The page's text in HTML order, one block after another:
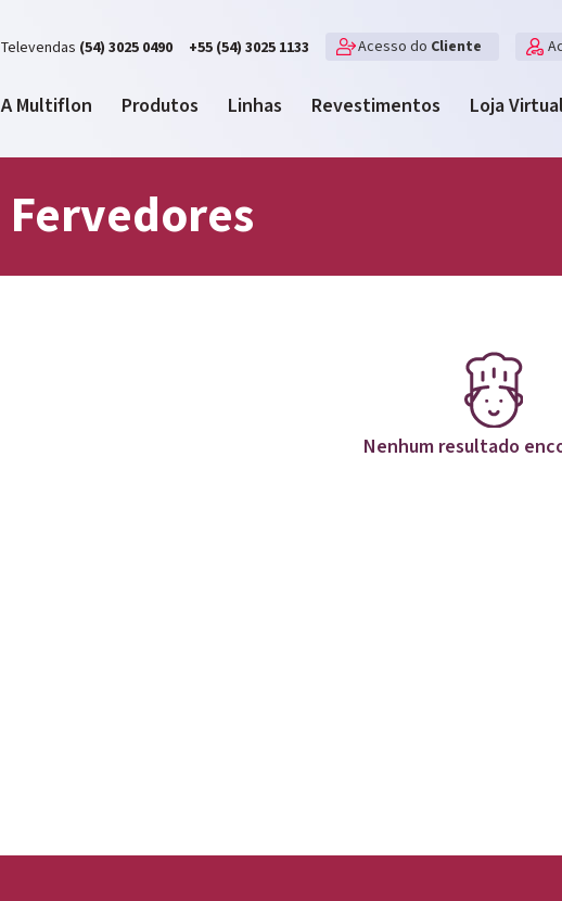
Televendas (54) 3025 0490 +55 (54) 3025 1133 Acesso do Cliente
A Multiflon Produtos Linhas Revestimentos Loja Virtual
Fervedores
Nenhum resultado